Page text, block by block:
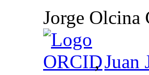
Jorge Olcina
,Juan